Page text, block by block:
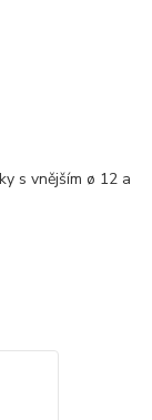
s vnějším ø 12 a